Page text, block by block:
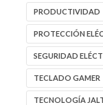
PRODUCTIVIDAD
PROTECCIÓN
SEGURIDAD
TECLADO GAMER
TECNOLOGÍA